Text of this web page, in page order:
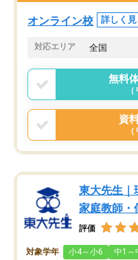
オンライン校 詳しく見
対応エリア 全国
無料
資
東大先生｜
家庭教師・
評価
対象学年 小4～小6 中1～